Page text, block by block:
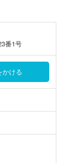
番1号
かける